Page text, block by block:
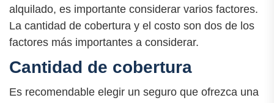
alquilado, es importante considerar varios factores.
La cantidad de cobertura y el costo son dos de los
factores más importantes a considerar.
Cantidad de cobertura
Es recomendable elegir un seguro que ofrezca una